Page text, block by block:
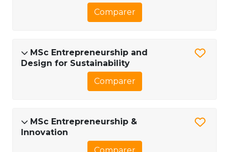
Comparer
MSc Entrepreneurship and
Design for Sustainability
Comparer
MSc Entrepreneurship &
Innovation​